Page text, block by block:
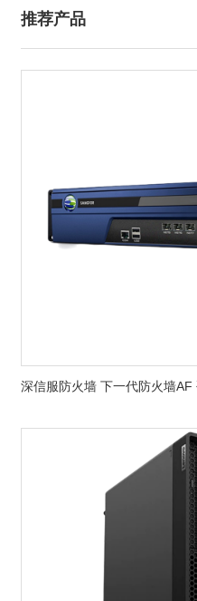
推荐产品
深信服防火墙 下一代防火墙AF